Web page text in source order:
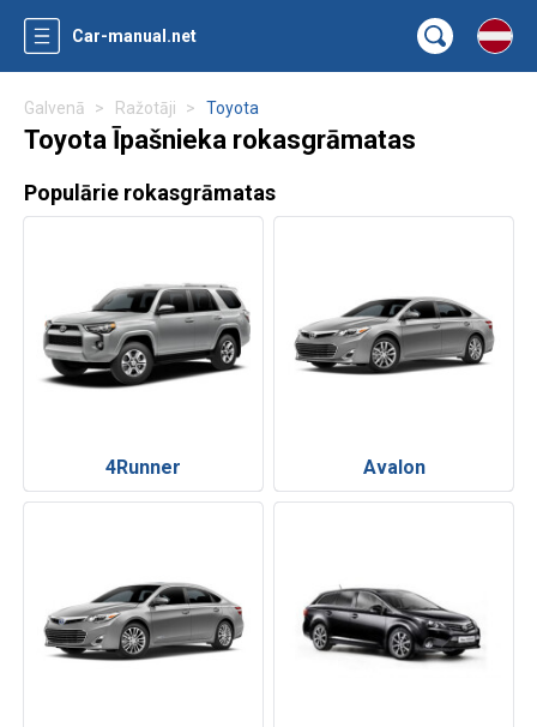
Car-manual.net
Galvenā Ražotāji Toyota
Toyota Īpašnieka rokasgrāmatas
Populārie rokasgrāmatas
4Runner Avalon